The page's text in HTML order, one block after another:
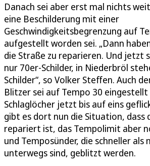
Danach sei aber erst mal nichts
eine Beschilderung mit einer
Geschwindigkeitsbegrenzung auf
aufgestellt worden sei. „Dann
die Straße zu reparieren. Und jetzt
nur 70er-Schilder, in Niederbröl
Schilder“, so Volker Steffen. Auch
Blitzer sei auf Tempo 30 eingestellt
Schlaglöcher jetzt bis auf eins
gibt es dort nun die Situation, dass
repariert ist, das Tempolimit aber
und Temposünder, die schneller als
unterwegs sind, geblitzt werden.